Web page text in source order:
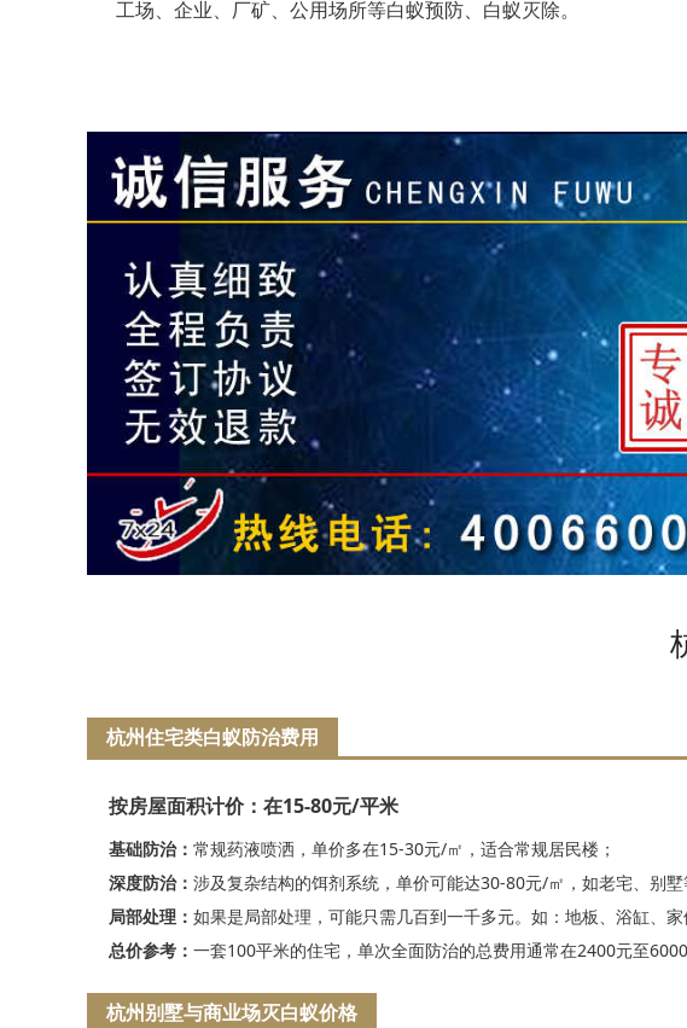
工场、企业、厂矿、公用场所等白蚁预防、白蚁灭除。
杭州住宅类白蚁防治费用
按房屋面积计价：在15-80元/平米
基础防治： 常规药液喷洒，单价多在15-30元/㎡，适合常规居民楼；
深度防治： 涉及复杂结构的饵剂系统，单价可能达30-80元/㎡，如老宅、别墅
局部处理： 如果是局部处理，可能只需几百到一千多元。如：地板、浴缸、家
总价参考： 一套100平米的住宅，单次全面防治的总费用通常在2400元至6000
杭州别墅与商业场灭白蚁价格